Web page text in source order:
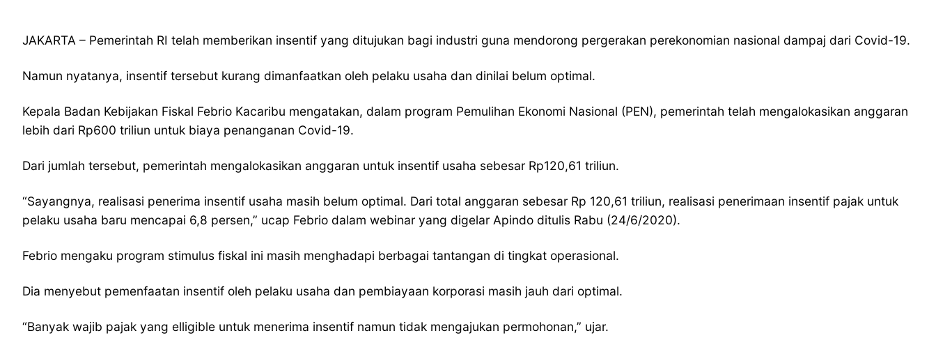
JAKARTA – Pemerintah RI telah memberikan insentif yang ditujukan bagi industri guna mendorong pergerakan perekonomian nasional dampaj dari Covid-19.
Namun nyatanya, insentif tersebut kurang dimanfaatkan oleh pelaku usaha dan dinilai belum optimal.
Kepala Badan Kebijakan Fiskal Febrio Kacaribu mengatakan, dalam program Pemulihan Ekonomi Nasional (PEN), pemerintah telah mengalokasikan anggaran
lebih dari Rp600 triliun untuk biaya penanganan Covid-19.
Dari jumlah tersebut, pemerintah mengalokasikan anggaran untuk insentif usaha sebesar Rp120,61 triliun.
“Sayangnya, realisasi penerima insentif usaha masih belum optimal. Dari total anggaran sebesar Rp 120,61 triliun, realisasi penerimaan insentif pajak untuk
pelaku usaha baru mencapai 6,8 persen,” ucap Febrio dalam webinar yang digelar Apindo ditulis Rabu (24/6/2020).
Febrio mengaku program stimulus fiskal ini masih menghadapi berbagai tantangan di tingkat operasional.
Dia menyebut pemenfaatan insentif oleh pelaku usaha dan pembiayaan korporasi masih jauh dari optimal.
“Banyak wajib pajak yang elligible untuk menerima insentif namun tidak mengajukan permohonan,” ujar.